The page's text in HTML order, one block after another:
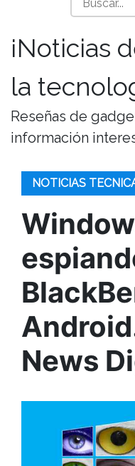
¡Noticias
la
Reseñas de
información
NOTICIAS
News